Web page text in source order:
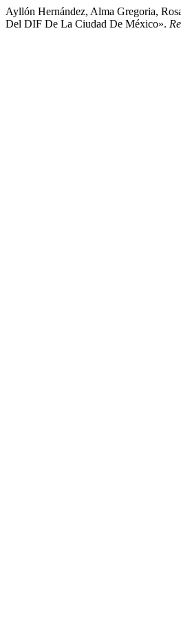
Ayllón Hernández, Alma Gregoria,
Del DIF De La Ciudad De México».